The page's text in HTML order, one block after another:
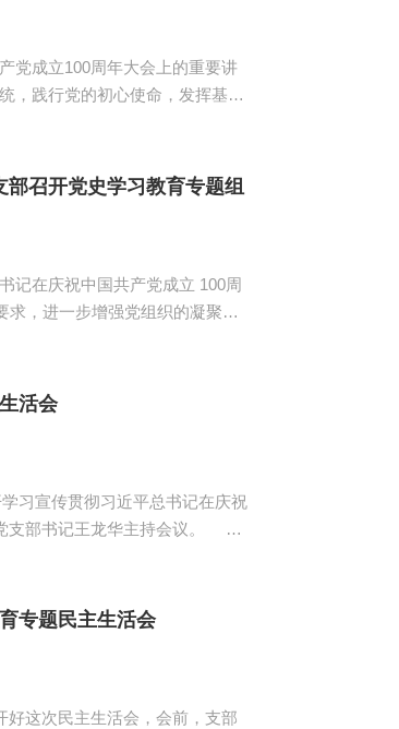
党成立100周年大会上的重要讲
，践行党的初心使命，发挥基层
宣传...
召开党史学习教育专题组
在庆祝中国共产党成立 100周
求，进一步增强党组织的凝聚力
活会
习宣传贯彻习近平总书记在庆祝
部书记王龙华主持会议。
专题民主生活会
这次民主生活会，会前，支部